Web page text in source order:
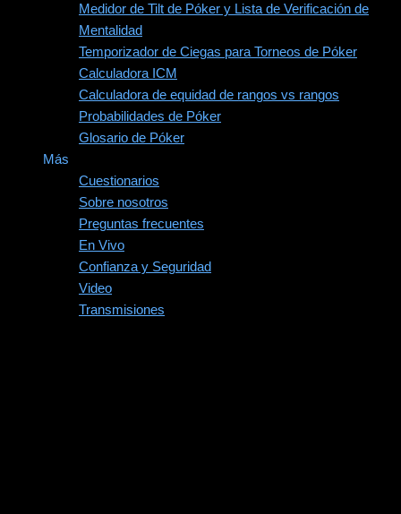
Medidor de Tilt de Póker y Lista de Verificación de
Mentalidad
Temporizador de Ciegas para Torneos de Póker
Calculadora ICM
Calculadora de equidad de rangos vs rangos
Probabilidades de Póker
Glosario de Póker
Más
Cuestionarios
Sobre nosotros
Preguntas frecuentes
En Vivo
Confianza y Seguridad
Video
Transmisiones